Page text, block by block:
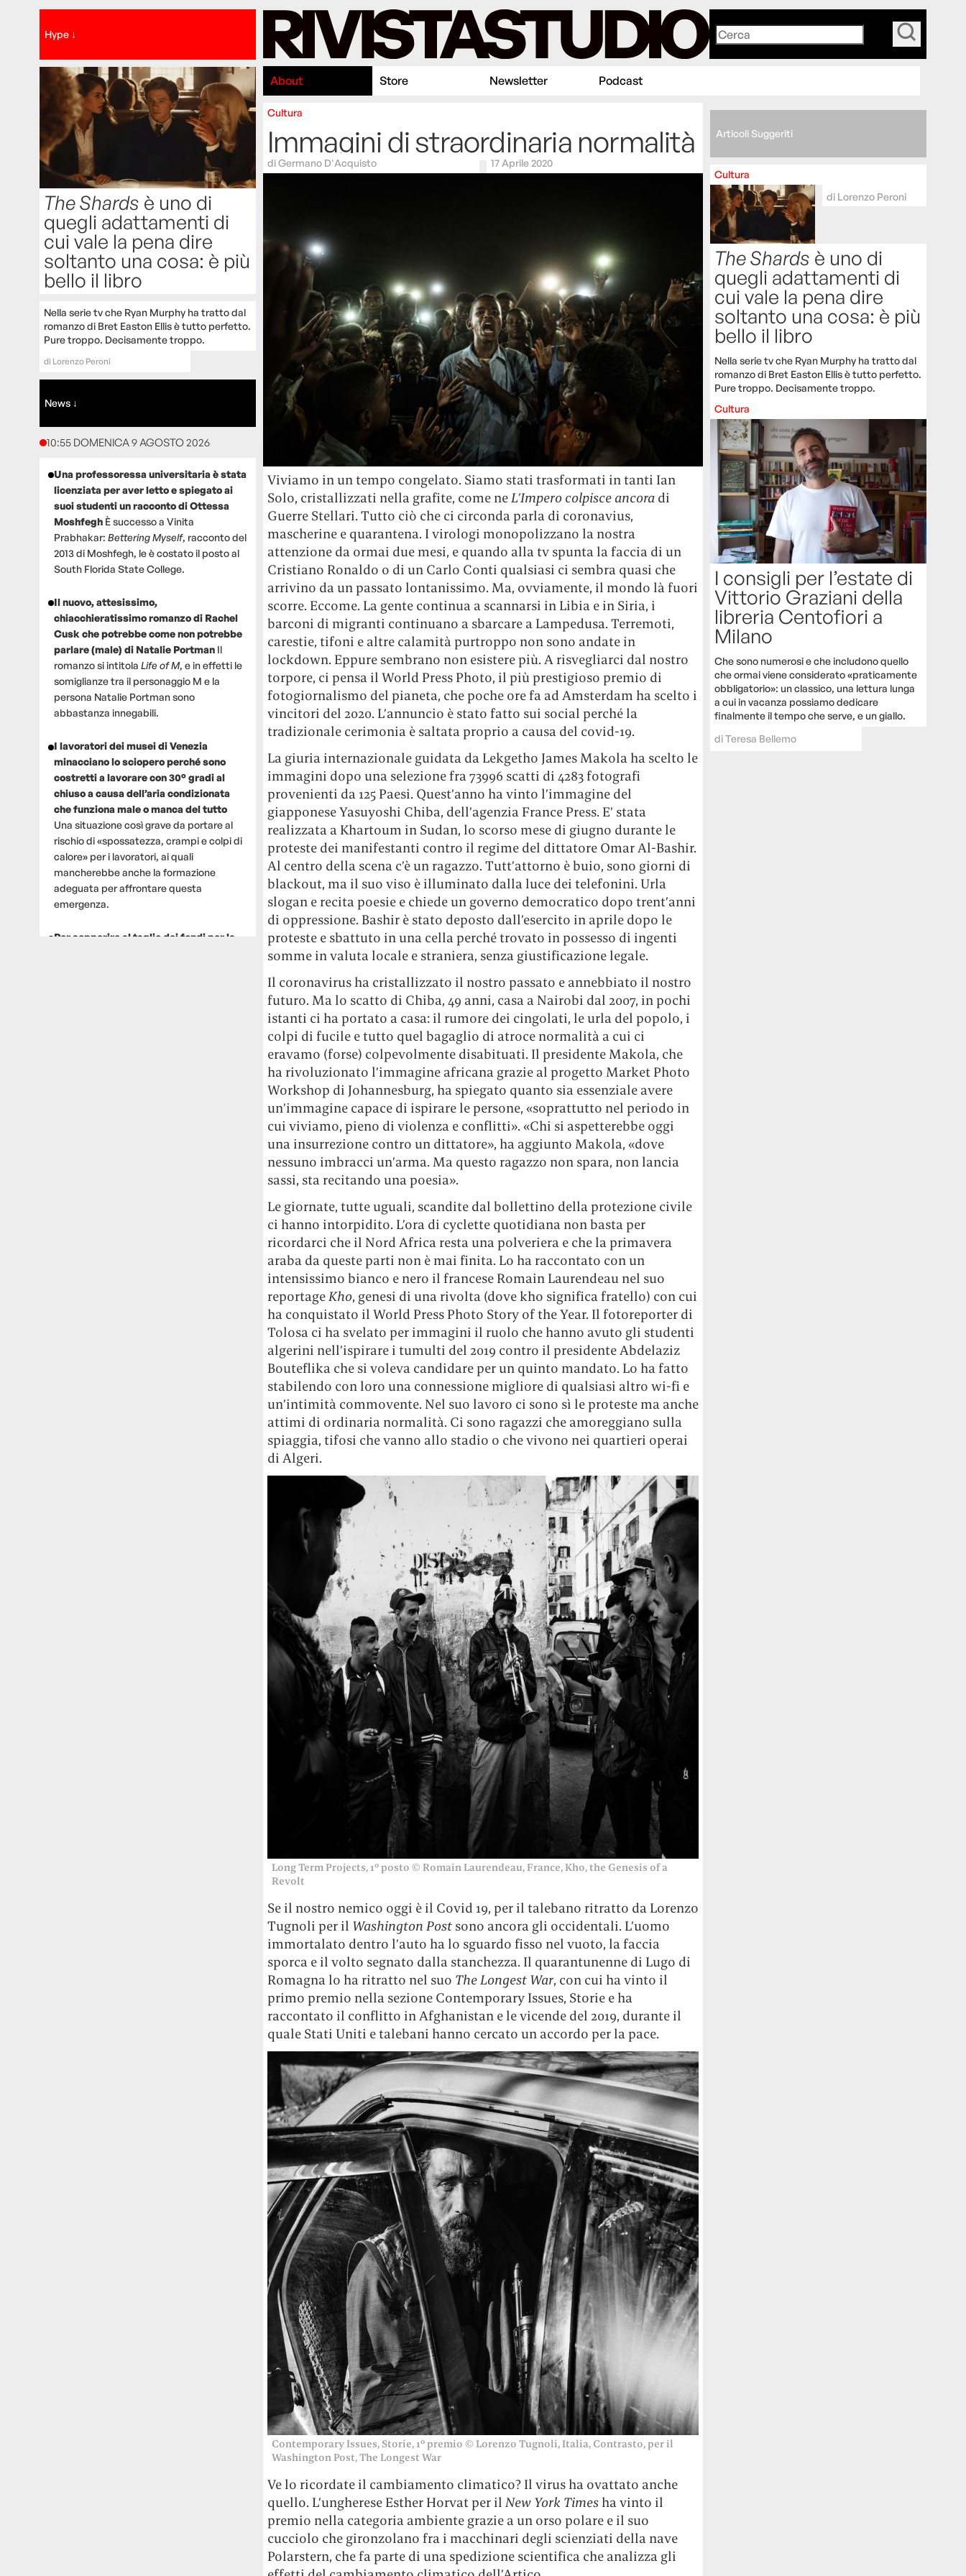
Hype ↓
The Shards è uno di
quegli adattamenti di
cui vale la pena dire
soltanto una cosa: è più
bello il libro
Nella serie tv che Ryan Murphy ha tratto dal
romanzo di Bret Easton Ellis è tutto perfetto.
Pure troppo. Decisamente troppo.
di Lorenzo Peroni
News ↓
10:55 DOMENICA 9 AGOSTO 2026
Una professoressa universitaria è stata
licenziata per aver letto e spiegato ai
suoi studenti un racconto di Ottessa
Moshfegh È successo a Vinita
Prabhakar: Bettering Myself, racconto del
2013 di Moshfegh, le è costato il posto al
South Florida State College.
Il nuovo, attesissimo,
chiacchieratissimo romanzo di Rachel
Cusk che potrebbe come non potrebbe
parlare (male) di Natalie Portman Il
romanzo si intitola Life of M, e in effetti le
somiglianze tra il personaggio M e la
persona Natalie Portman sono
abbastanza innegabili.
I lavoratori dei musei di Venezia
minacciano lo sciopero perché sono
costretti a lavorare con 30° gradi al
chiuso a causa dell’aria condizionata
che funziona male o manca del tutto
Una situazione così grave da portare al
rischio di «spossatezza, crampi e colpi di
calore» per i lavoratori, ai quali
mancherebbe anche la formazione
adeguata per affrontare questa
emergenza.
Per sopperire al taglio dei fondi per la
About Store Newsletter Podcast
Cultura
Immagini di straordinaria normalità
diGermano D'Acquisto 17 Aprile 2020
Viviamo in un tempo congelato. Siamo stati trasformati in tanti Ian
Solo, cristallizzati nella grafite, come neL’Impero colpisce ancoradi
Guerre Stellari. Tutto ciò che ci circonda parla di coronavius,
mascherine e quarantena. I virologi monopolizzano la nostra
attenzione da ormai due mesi, e quando alla tv spunta la faccia di un
Cristiano Ronaldo o di un Carlo Conti qualsiasi ci sembra quasi che
arrivino da un passato lontanissimo. Ma, ovviamente, il mondo là fuori
scorre. Eccome. La gente continua a scannarsi in Libia e in Siria, i
barconi di migranti continuano a sbarcare a Lampedusa. Terremoti,
carestie, tifoni e altre calamità purtroppo non sono andate in
lockdown. Eppure sembrano non esistere più. A risvegliarci dal nostro
torpore, ci pensa il World Press Photo, il più prestigioso premio di
fotogiornalismo del pianeta, che poche ore fa ad Amsterdam ha scelto i
vincitori del 2020. L’annuncio è stato fatto sui social perché la
tradizionale cerimonia è saltata proprio a causa del covid-19.
La giuria internazionale guidata da Lekgetho James Makola ha scelto le
immagini dopo una selezione fra 73996 scatti di 4283 fotografi
provenienti da 125 Paesi. Quest’anno ha vinto l’immagine del
giapponese Yasuyoshi Chiba, dell’agenzia France Press. E’ stata
realizzata a Khartoum in Sudan, lo scorso mese di giugno durante le
proteste dei manifestanti contro il regime del dittatore Omar Al-Bashir.
Al centro della scena c’è un ragazzo. Tutt’attorno è buio, sono giorni di
blackout, ma il suo viso è illuminato dalla luce dei telefonini. Urla
slogan e recita poesie e chiede un governo democratico dopo trent’anni
di oppressione. Bashir è stato deposto dall’esercito in aprile dopo le
proteste e sbattuto in una cella perché trovato in possesso di ingenti
somme in valuta locale e straniera, senza giustificazione legale.
Il coronavirus ha cristallizzato il nostro passato e annebbiato il nostro
futuro. Ma lo scatto di Chiba, 49 anni, casa a Nairobi dal 2007, in pochi
istanti ci ha portato a casa: il rumore dei cingolati, le urla del popolo, i
colpi di fucile e tutto quel bagaglio di atroce normalità a cui ci
eravamo (forse) colpevolmente disabituati. Il presidente Makola, che
ha rivoluzionato l’immagine africana grazie al progetto Market Photo
Workshop di Johannesburg, ha spiegato quanto sia essenziale avere
un’immagine capace di ispirare le persone, «soprattutto nel periodo in
cui viviamo, pieno di violenza e conflitti». «Chi si aspetterebbe oggi
una insurrezione contro un dittatore», ha aggiunto Makola, «dove
nessuno imbracci un’arma. Ma questo ragazzo non spara, non lancia
sassi, sta recitando una poesia».
Le giornate, tutte uguali, scandite dal bollettino della protezione civile
ci hanno intorpidito. L’ora di cyclette quotidiana non basta per
ricordarci che il Nord Africa resta una polveriera e che la primavera
araba da queste parti non è mai finita. Lo ha raccontato con un
intensissimo bianco e nero il francese Romain Laurendeau nel suo
reportageKho, genesi di una rivolta (dove kho significa fratello) con cui
ha conquistato il World Press Photo Story of the Year. Il fotoreporter di
Tolosa ci ha svelato per immagini il ruolo che hanno avuto gli studenti
algerini nell’ispirare i tumulti del 2019 contro il presidente Abdelaziz
Bouteflika che si voleva candidare per un quinto mandato. Lo ha fatto
stabilendo con loro una connessione migliore di qualsiasi altro wi-fi e
un’intimità commovente. Nel suo lavoro ci sono sì le proteste ma anche
attimi di ordinaria normalità. Ci sono ragazzi che amoreggiano sulla
spiaggia, tifosi che vanno allo stadio o che vivono nei quartieri operai
di Algeri.
Long Term Projects, 1° posto © Romain Laurendeau, France, Kho, the Genesis of a
Revolt
Se il nostro nemico oggi è il Covid 19, per il talebano ritratto da Lorenzo
Tugnoli per il Washington Postsono ancora gli occidentali. L’uomo
immortalato dentro l’auto ha lo sguardo fisso nel vuoto, la faccia
sporca e il volto segnato dalla stanchezza. Il quarantunenne di Lugo di
Romagna lo ha ritratto nel suo The Longest War, con cui ha vinto il
primo premio nella sezione Contemporary Issues, Storie e ha
raccontato il conflitto in Afghanistan e le vicende del 2019, durante il
quale Stati Uniti e talebani hanno cercato un accordo per la pace.
Contemporary Issues, Storie, 1° premio © Lorenzo Tugnoli, Italia, Contrasto, per il
Washington Post, The Longest War
Ve lo ricordate il cambiamento climatico? Il virus ha ovattato anche
quello. L’ungherese Esther Horvat per il New York Timesha vinto il
premio nella categoria ambiente grazie a un orso polare e il suo
cucciolo che gironzolano fra i macchinari degli scienziati della nave
Polarstern, che fa parte di una spedizione scientifica che analizza gli
Articoli Suggeriti
Cultura
di Lorenzo Peroni
The Shards è uno di
quegli adattamenti di
cui vale la pena dire
soltanto una cosa: è più
bello il libro
Nella serie tv che Ryan Murphy ha tratto dal
romanzo di Bret Easton Ellis è tutto perfetto.
Pure troppo. Decisamente troppo.
Cultura
I consigli per l’estate di
Vittorio Graziani della
libreria Centofiori a
Milano
Che sono numerosi e che includono quello
che ormai viene considerato «praticamente
obbligatorio»: un classico, una lettura lunga
a cui in vacanza possiamo dedicare
finalmente il tempo che serve, e un giallo.
diTeresa Bellemo